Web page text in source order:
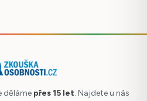
děláme přes 15 let. Najdete u nás